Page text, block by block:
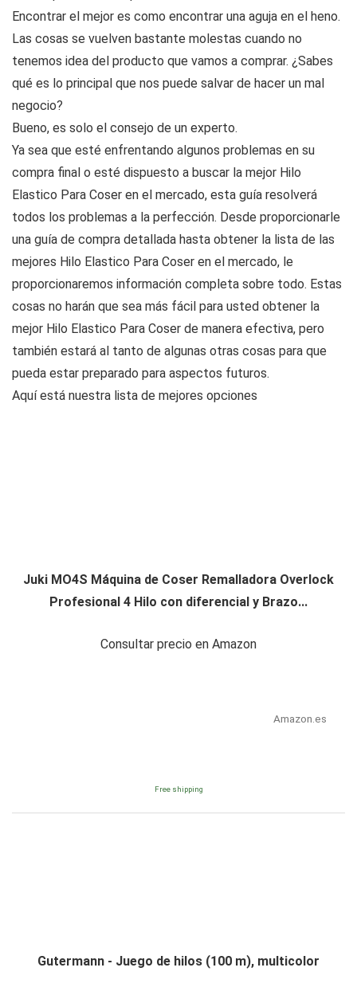
Encontrar el mejor es como encontrar una aguja en el heno.
Las cosas se vuelven bastante molestas cuando no
tenemos idea del producto que vamos a comprar. ¿Sabes
qué es lo principal que nos puede salvar de hacer un mal
negocio?
Bueno, es solo el consejo de un experto.
Ya sea que esté enfrentando algunos problemas en su
compra final o esté dispuesto a buscar la mejor Hilo
Elastico Para Coser en el mercado, esta guía resolverá
todos los problemas a la perfección. Desde proporcionarle
una guía de compra detallada hasta obtener la lista de las
mejores Hilo Elastico Para Coser en el mercado, le
proporcionaremos información completa sobre todo. Estas
cosas no harán que sea más fácil para usted obtener la
mejor Hilo Elastico Para Coser de manera efectiva, pero
también estará al tanto de algunas otras cosas para que
pueda estar preparado para aspectos futuros.
Aquí está nuestra lista de mejores opciones
Juki MO4S Máquina de Coser Remalladora Overlock
Profesional 4 Hilo con diferencial y Brazo...
Consultar precio en Amazon
Amazon.es
Free shipping
Gutermann - Juego de hilos (100 m), multicolor